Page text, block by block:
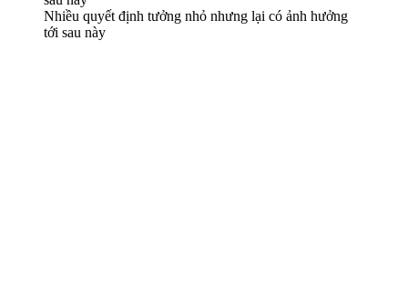
Nhiều quyết định tưởng nhỏ nhưng lại có ảnh hưởng
tới sau này